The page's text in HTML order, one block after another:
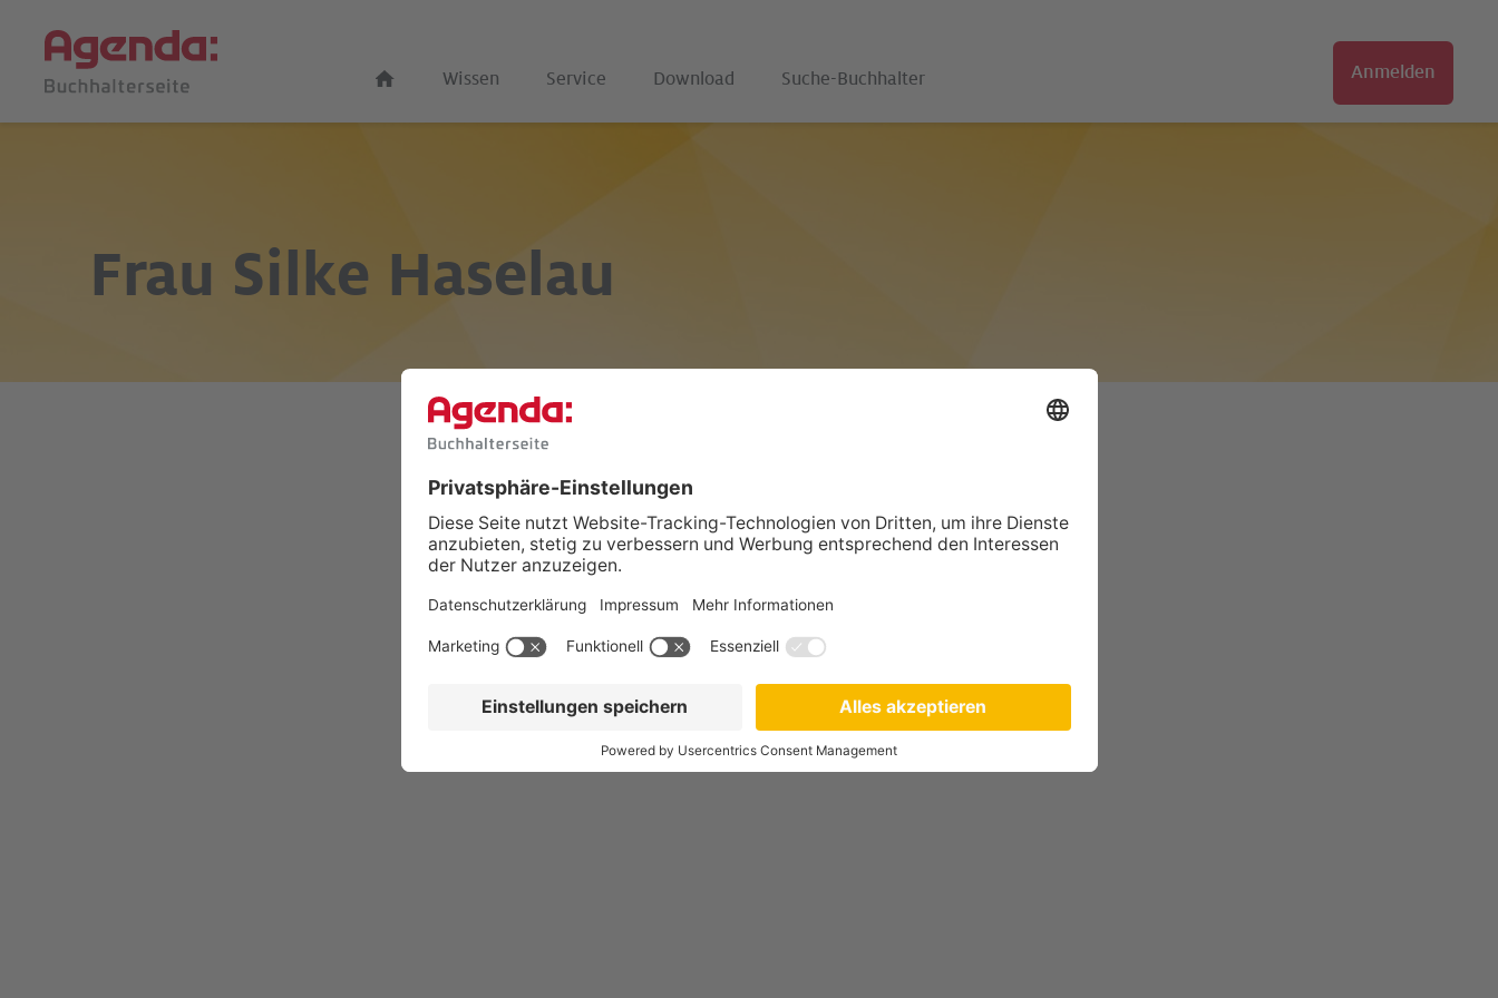
Wissen Service Download Suche-Buchhalter Anmelden
Frau Silke Haselau